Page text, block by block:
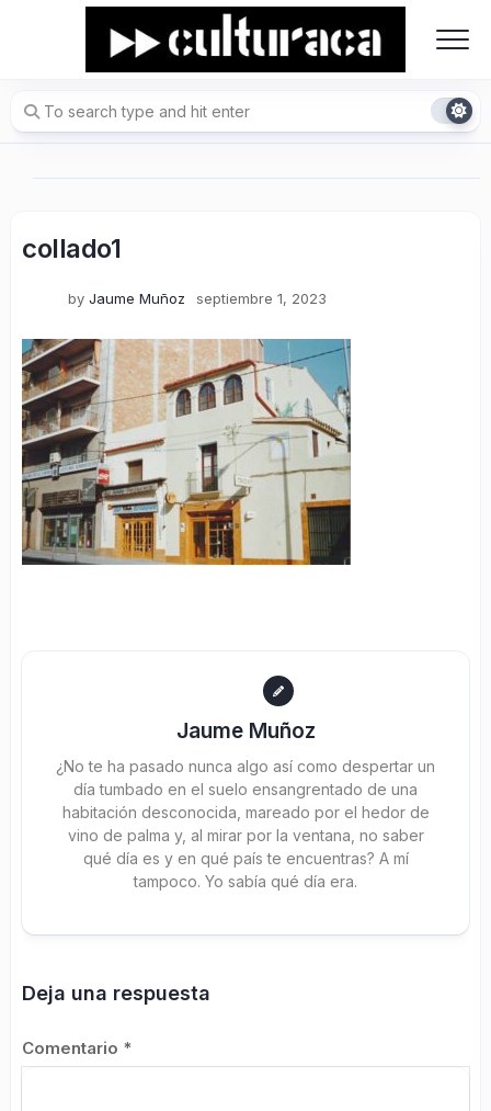
collado1
by Jaume Muñoz septiembre 1, 2023
Jaume Muñoz
¿No te ha pasado nunca algo así como despertar un
día tumbado en el suelo ensangrentado de una
habitación desconocida, mareado por el hedor de
vino de palma y, al mirar por la ventana, no saber
qué día es y en qué país te encuentras? A mí
tampoco. Yo sabía qué día era.
Deja una respuesta
Comentario *